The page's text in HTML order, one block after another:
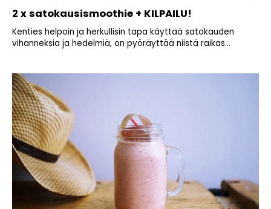
2 x satokausismoothie + KILPAILU!
Kenties helpoin ja herkullisin tapa käyttää satokauden
vihanneksia ja hedelmiä, on pyöräyttää niistä raikas...